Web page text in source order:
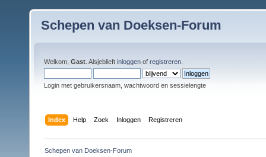
Schepen van Doeksen-Forum
Welkom, Gast . Alsjeblieft inloggen of registreren
Login met gebruikersnaam, wachtwoord en sessielengte
Index Help Zoek Inloggen Registreren
Schepen van Doeksen-Forum